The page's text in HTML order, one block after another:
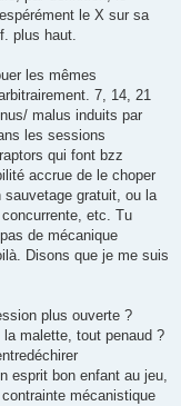
le X sur sa
plus haut.
les mêmes
7, 14, 21
malus induits par
les sessions
qui font bzz
accrue de le choper
gratuit, ou la
concurrente, etc. Tu
de mécanique
Disons que je me suis
plus ouverte ?
la malette, tout penaud ?
esprit bon enfant au jeu,
mécanistique